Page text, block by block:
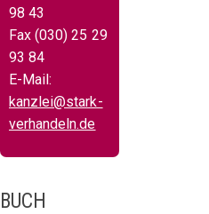
98 43
Fax (030) 25 29
93 84
E-Mail:
kanzlei@stark-
verhandeln.de
BUCH